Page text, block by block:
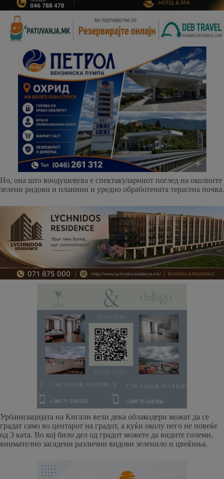
Но, она што воодушевува е спектакуларниот поглед на околните
зелени ридови и планини и уредно обработената терасена почва.
Урбанизацијата на Кигали вели дека облакодери можат да се
градат само во центарот на градот, а куќи околу него не повеќе
од 3 ката. Во кој било дел од градот можете да видите големи,
внимателно засадени различни видови зеленило и цвеќиња.